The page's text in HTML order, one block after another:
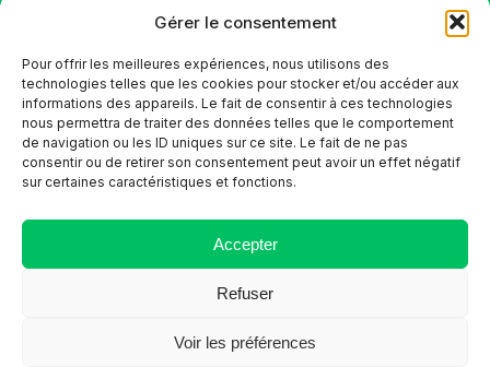
Gérer le consentement
Pour offrir les meilleures expériences, nous utilisons des
technologies telles que les cookies pour stocker et/ou accéder aux
informations des appareils. Le fait de consentir à ces technologies
nous permettra de traiter des données telles que le comportement
de navigation ou les ID uniques sur ce site. Le fait de ne pas
consentir ou de retirer son consentement peut avoir un effet négatif
sur certaines caractéristiques et fonctions.
Accepter
Refuser
Voir les préférences
Conditions générales
Politique de cookies (UE)